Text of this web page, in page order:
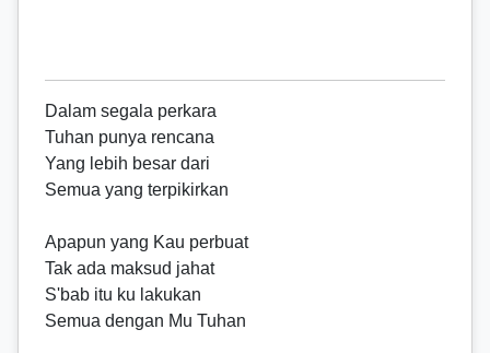
Dalam segala perkara
Tuhan punya rencana
Yang lebih besar dari
Semua yang terpikirkan
Apapun yang Kau perbuat
Tak ada maksud jahat
S'bab itu ku lakukan
Semua dengan Mu Tuhan